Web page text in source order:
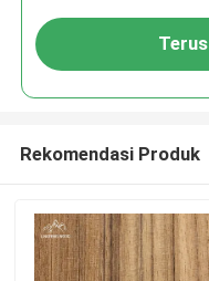
Terus
Rekomendasi Produk